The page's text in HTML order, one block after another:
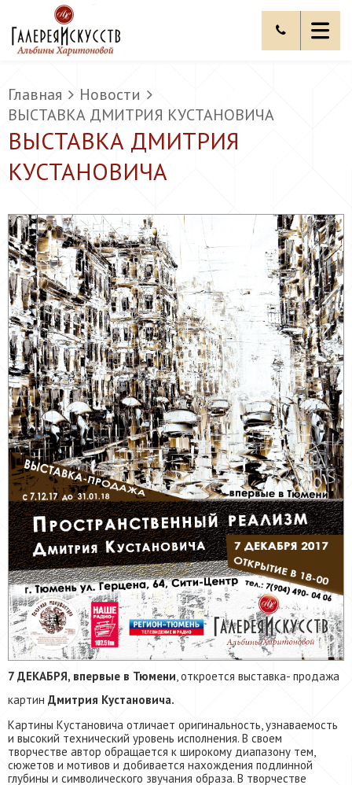
Главная
Новости
ВЫСТАВКА ДМИТРИЯ КУСТАНОВИЧА
ВЫСТАВКА ДМИТРИЯ
КУСТАНОВИЧА
7 ДЕКАБРЯ, впервые в Тюмени, откроется выставка- продажа
картин Дмитрия Кустановича.
Картины Кустановича отличает оригинальность, узнаваемость
и высокий технический уровень исполнения. В своем
творчестве автор обращается к широкому диапазону тем,
сюжетов и мотивов и добивается нахождения подлинной
глубины и символического звучания образа. В творчестве